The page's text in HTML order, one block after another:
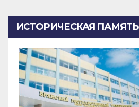
ИСТОРИЧЕСКАЯ ПАМЯТЬ